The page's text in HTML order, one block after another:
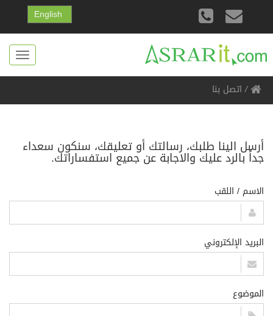
/اتصل بنا
أرسل الينا طلبك، رسالتك أو تعليقك، سنكون سعداء
جداً بالرد عليك والاجابة عن جميع استفساراتك.
الاسم / اللقب
البريد الإلكتروني
الموضوع